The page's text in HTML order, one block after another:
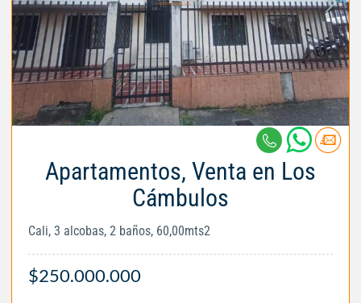
Apartamentos, Venta en Los
Cámbulos
Cali, 3 alcobas, 2 baños, 60,00mts2
$250.000.000